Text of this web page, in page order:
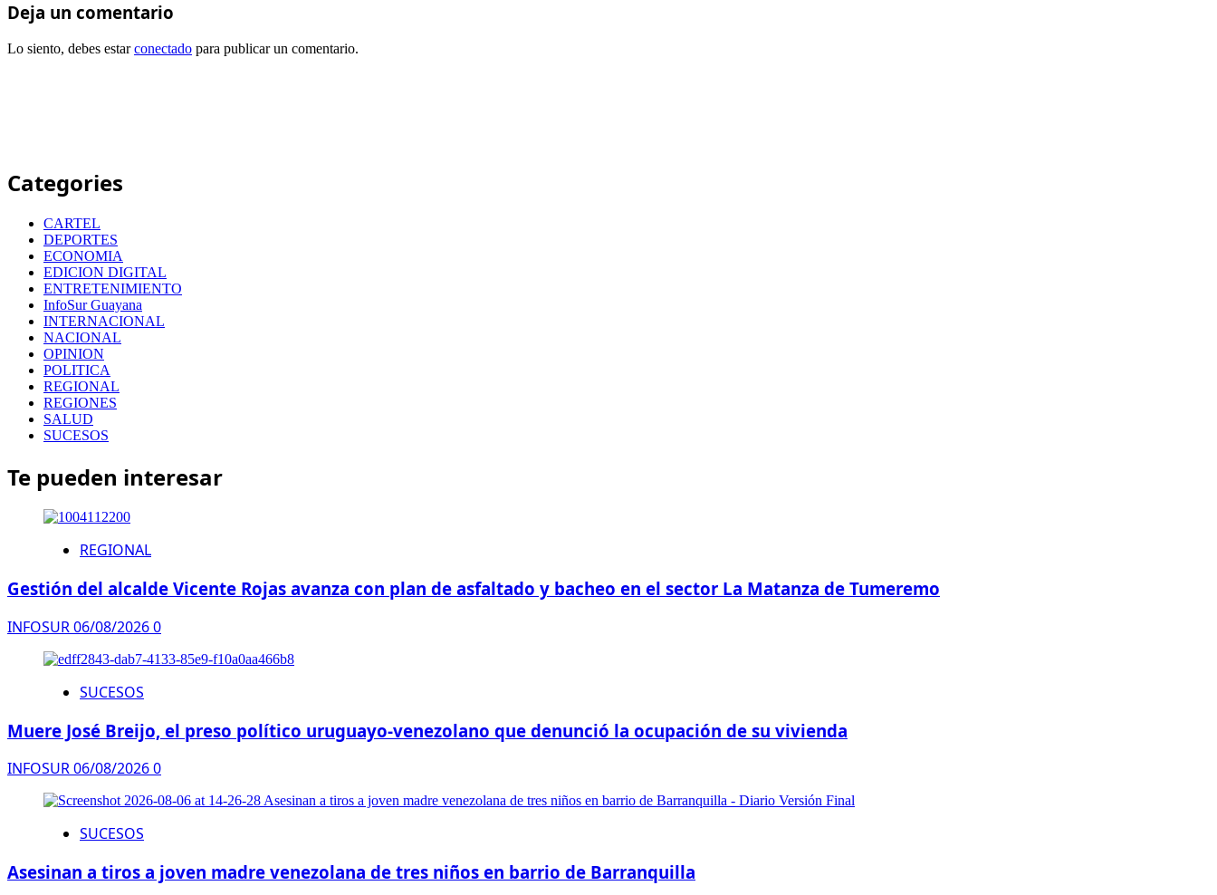
Deja un comentario
Lo siento, debes estarconectado para publicar un comentario.
Categories
CARTEL
DEPORTES
ECONOMIA
EDICION DIGITAL
ENTRETENIMIENTO
InfoSur Guayana
INTERNACIONAL
NACIONAL
OPINION
POLITICA
REGIONAL
REGIONES
SALUD
SUCESOS
Te pueden interesar
REGIONAL
Gestión del alcalde Vicente Rojas avanza con plan de asfaltado y bacheo en el sector La Matanza de Tumeremo
INFOSUR06/08/20260
SUCESOS
Muere José Breijo, el preso político uruguayo-venezolano que denunció la ocupación de su vivienda
INFOSUR06/08/20260
SUCESOS
Asesinan a tiros a joven madre venezolana de tres niños en barrio de Barranquilla